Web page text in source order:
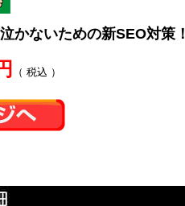
かないための新SEO対策！
（ 税込 ）